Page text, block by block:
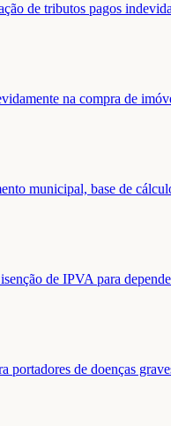
de tributos pagos
na compra de
municipal, base de
de IPVA para
portadores de doenças